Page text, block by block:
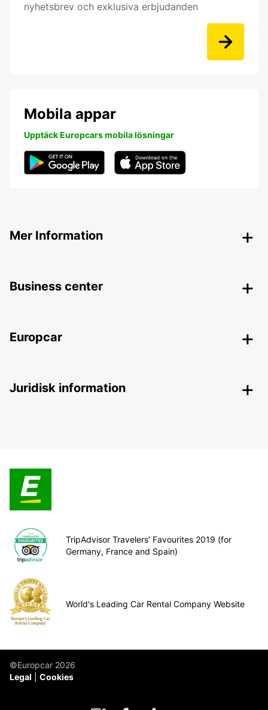
nyhetsbrev och exklusiva erbjudanden
Mobila appar
Upptäck Europcars mobila lösningar
Mer Information
Business center
Europcar
Juridisk information
TripAdvisor Travelers’ Favourites 2019 (for
Germany, France and Spain)
World's Leading Car Rental Company Website
©Europcar 2026
Legal
Cookies